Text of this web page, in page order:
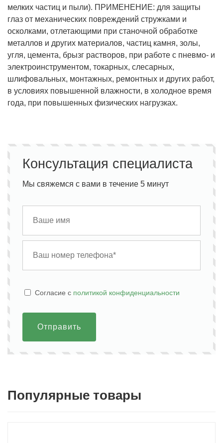
мелких частиц и пыли). ПРИМЕНЕНИЕ: для защиты
глаз от механических повреждений стружками и
осколками, отлетающими при станочной обработке
металлов и других материалов, частиц камня, золы,
угля, цемента, брызг растворов, при работе с пневмо- и
электроинструментом, токарных, слесарных,
шлифовальных, монтажных, ремонтных и других работ,
в условиях повышенной влажности, в холодное время
года, при повышенных физических нагрузках.
Консультация специалиста
Мы свяжемся с вами в течение 5 минут
Cогласие с политикой конфиденциальности
Отправить
Популярные товары